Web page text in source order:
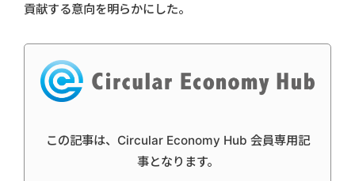
貢献する意向を明らかにした。
この記事は、Circular Economy Hub 会員専用記
事となります。